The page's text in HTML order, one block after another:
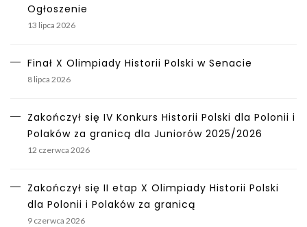
Ogłoszenie
13 lipca 2026
Finał X Olimpiady Historii Polski w Senacie
8 lipca 2026
Zakończył się IV Konkurs Historii Polski dla Polonii i
Polaków za granicą dla Juniorów 2025/2026
12 czerwca 2026
Zakończył się II etap X Olimpiady Historii Polski
dla Polonii i Polaków za granicą
9 czerwca 2026